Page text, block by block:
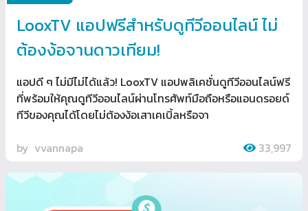
LooxTV แอปฟรีสำหรับดูทีวีออนไลน์ ไม่
ต้องง้อจานดาวเทียม!
แอปดี ๆ ไม่มีไม่ได้แล้ว! LooxTV แอปพลิเคชั่นดูทีวีออนไลน์ฟรี
ที่พร้อมให้คุณดูทีวีออนไลน์ผ่านโทรศัพท์มือถือหรือแอนดรอยด์
ทีวีของคุณได้โดยไม่ต้องง้อเสาเคเบิ้ลหรือจา
by vvannapa 33,997